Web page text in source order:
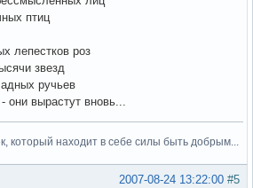
птиц
лепестков роз
звезд
ручьев
они вырастут вновь...
который находит в себе силы быть добрым...
#5
2007-08-24 13:22:00